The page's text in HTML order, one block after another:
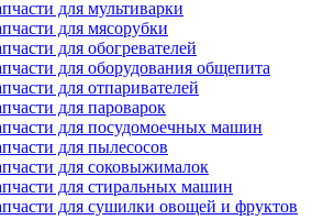
для мультиварки
для мясорубки
для обогревателей
для оборудования общепита
для отпаривателей
для пароварок
для посудомоечных машин
для пылесосов
для соковыжималок
для стиральных машин
для сушилки овощей и фруктов